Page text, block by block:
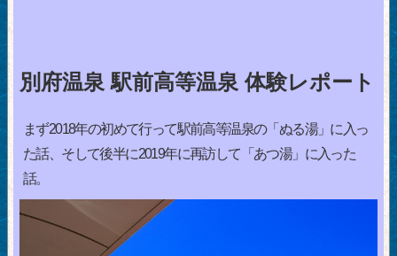
別府温泉 駅前高等温泉 体験レポート
まず2018年の初めて行って駅前高等温泉の「ぬる湯」に入っ
た話、そして後半に2019年に再訪して「あつ湯」に入った
話。